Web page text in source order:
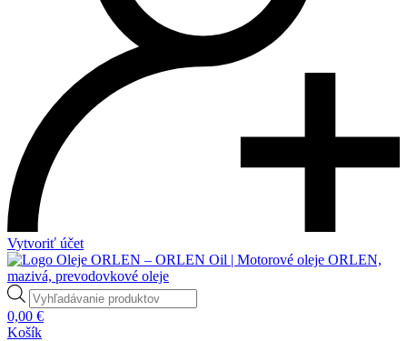
Vytvoriť účet
Products
search
0,00 €
Košík